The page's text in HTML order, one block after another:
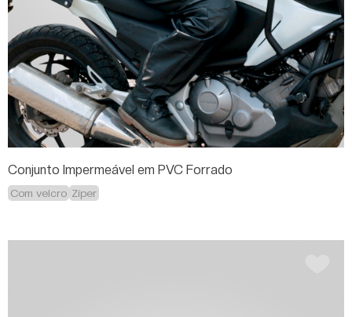
Conjunto Impermeável em PVC Forrado
Com velcro Zíper